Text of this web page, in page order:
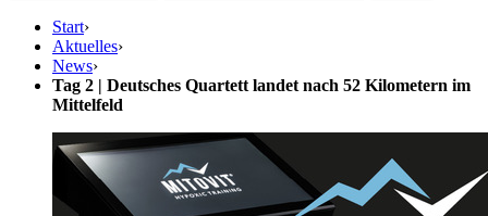
Start›
Aktuelles›
News›
Tag 2 | Deutsches Quartett landet nach 52 Kilometern im
Mittelfeld